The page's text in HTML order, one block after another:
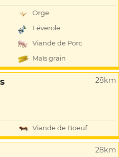
Orge
Féverole
Viande de Porc
Maïs grain
28km
Viande de Boeuf
28km